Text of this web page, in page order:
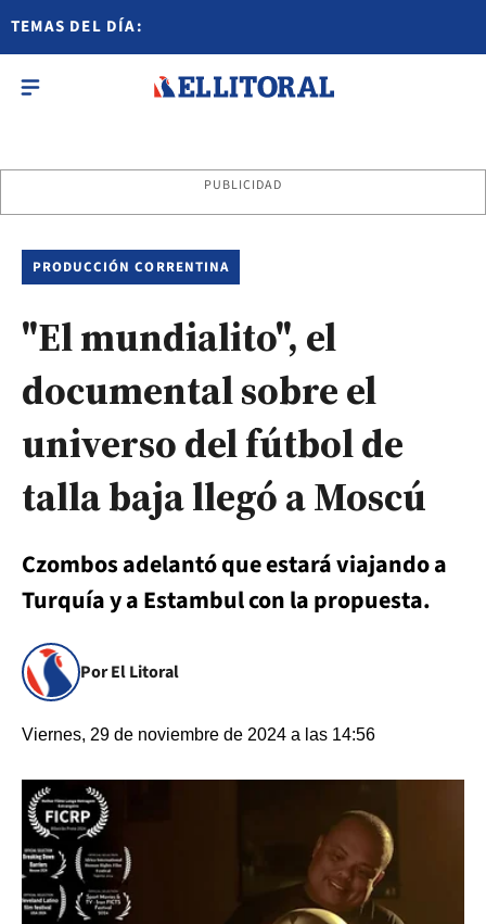
TEMAS DEL DÍA:
PUBLICIDAD
PRODUCCIÓN CORRENTINA
"El mundialito", el
documental sobre el
universo del fútbol de
talla baja llegó a Moscú
Czombos adelantó que estará viajando a
Turquía y a Estambul con la propuesta.
Por El Litoral
Viernes, 29 de noviembre de 2024 a las 14:56